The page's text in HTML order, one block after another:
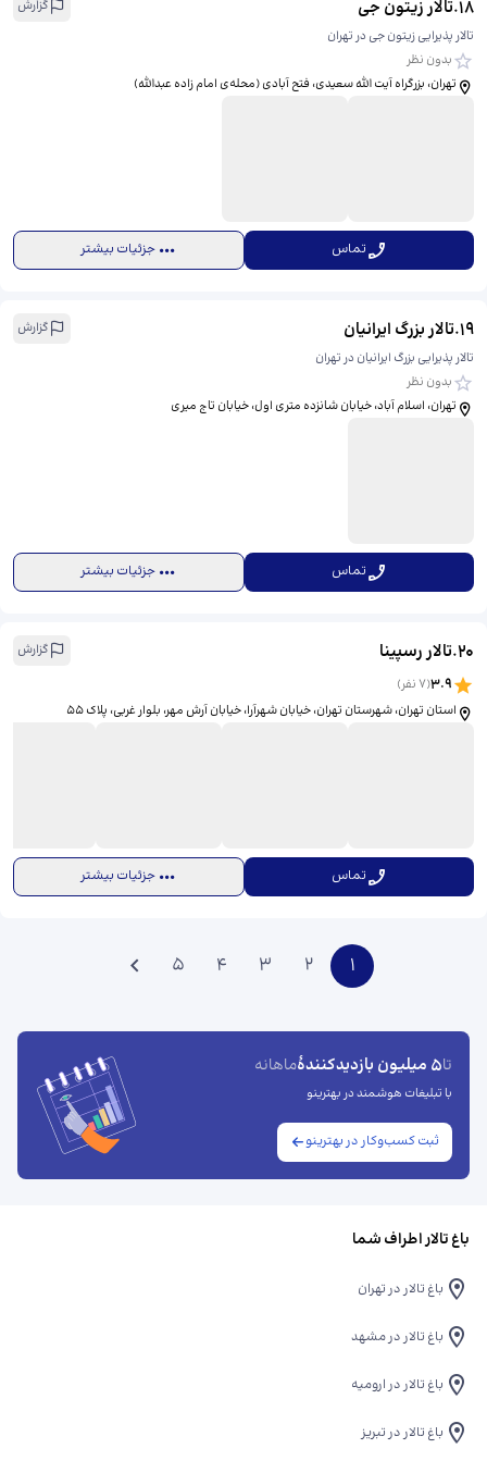
18
.تالار زیتون جی
گزارش
تالار پذیرایی زیتون جی در تهران
بدون نظر
تهران، بزرگراه آیت الله سعیدی، فتح آبادی (محله‌ی امام زاده عبدالله)
تماس جزئیات بیشتر
19
.تالار بزرگ ایرانیان
گزارش
تالار پذیرایی بزرگ ایرانیان در تهران
بدون نظر
تهران، اسلام آباد، خیابان شانزده متری اول، خیابان تاج میری
تماس جزئیات بیشتر
20
.تالار رسپینا گزارش
3.9
(
7 نفر)
استان تهران، شهرستان تهران، خیابان شهرآرا، خیابان آرش مهر، بلوار غربی، پلاک ۵۵
تماس جزئیات بیشتر
1
2
3
4
5
تا5 میلیون بازدیدکنندهٔ ماهانه
با تبلیغات هوشمند در بهترینو
ثبت کسب‌وکار در بهترینو
باغ تالار اطراف شما
باغ تالار در تهران
باغ تالار در مشهد
باغ تالار در ارومیه
باغ تالار در تبریز